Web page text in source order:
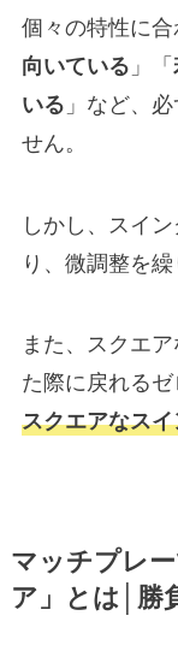
個々の特性に合
向いている 」「
いる 」など、
せん。
しかし、スイ
り、微調整を繰
また、スクエ
た際に戻れるゼ
スクエアなスイ
マッチプレ
ア」とは│勝